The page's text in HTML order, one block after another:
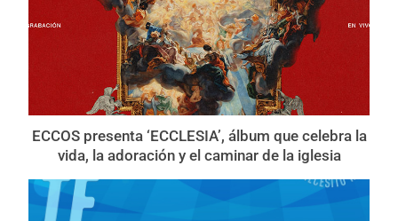
ECCOS presenta ‘ECCLESIA’, álbum que celebra la
vida, la adoración y el caminar de la iglesia